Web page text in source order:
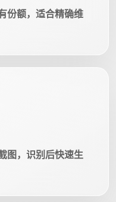
份额，适合精确维
图，识别后快速生